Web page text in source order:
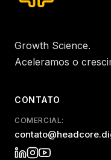
Growth Science.
Aceleramos o
CONTATO
COMERCIAL: